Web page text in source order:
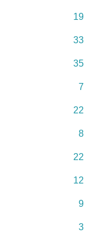
19
33
35
7
22
8
22
12
9
3